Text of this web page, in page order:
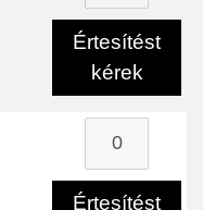
Értesítést
kérek
Értesítést